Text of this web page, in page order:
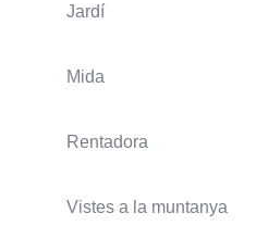
Jardí
Mida
Rentadora
Vistes a la muntanya